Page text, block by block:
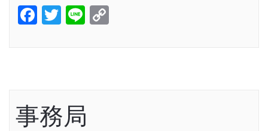
Facebook
Twitter
Line
事務局